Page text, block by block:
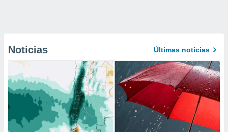
Noticias Últimas noticias